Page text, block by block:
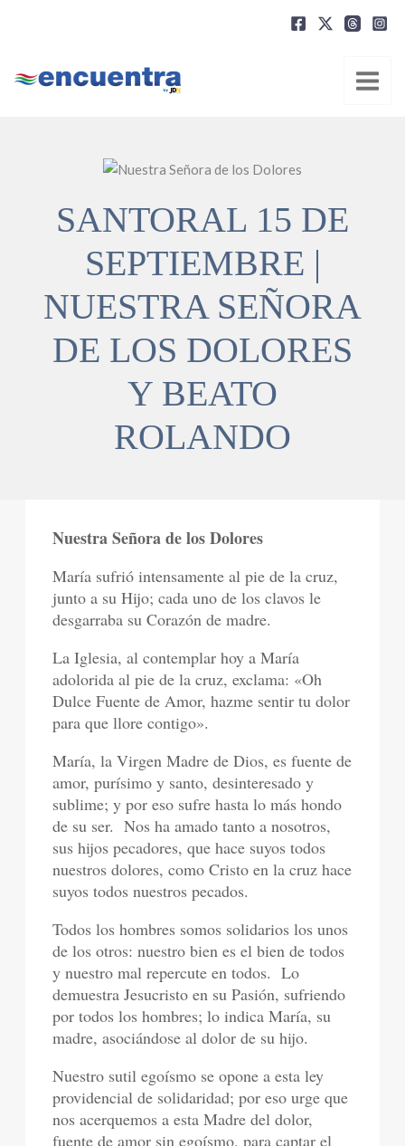
SANTORAL 15 DE
SEPTIEMBRE |
NUESTRA SEÑORA
DE LOS DOLORES
Y BEATO
ROLANDO
Nuestra Señora de los Dolores
María sufrió intensamente al pie de la cruz,
junto a su Hijo; cada uno de los clavos le
desgarraba su Corazón de madre.
La Iglesia, al contemplar hoy a María
adolorida al pie de la cruz, exclama: «Oh
Dulce Fuente de Amor, hazme sentir tu dolor
para que llore contigo».
María, la Virgen Madre de Dios, es fuente de
amor, purísimo y santo, desinteresado y
sublime; y por eso sufre hasta lo más hondo
de su ser. Nos ha amado tanto a nosotros,
sus hijos pecadores, que hace suyos todos
nuestros dolores, como Cristo en la cruz hace
suyos todos nuestros pecados.
Todos los hombres somos solidarios los unos
de los otros: nuestro bien es el bien de todos
y nuestro mal repercute en todos. Lo
demuestra Jesucristo en su Pasión, sufriendo
por todos los hombres; lo indica María, su
madre, asociándose al dolor de su hijo.
Nuestro sutil egoísmo se opone a esta ley
providencial de solidaridad; por eso urge que
nos acerquemos a esta Madre del dolor,
fuente de amor sin egoísmo, para captar el